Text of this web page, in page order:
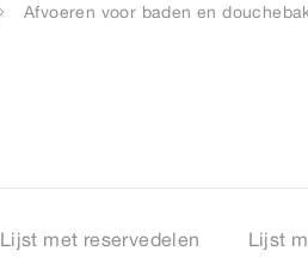
Afvoeren voor baden en
Lijst met reservedelen Lijst